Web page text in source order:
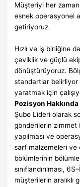
Müşteriyi her
esnek operasyonel
getiriyoruz.
Hızlı ve iş birliğine
çeviklik ve güçlü
dönüştürüyoruz.
standartlar belirliyor
yaratmak için
Pozisyon Hakkında
Şube Lideri olarak
gönderilerin zimmet
yapılması ve
sarf malzemeleri ve
bölümlerinin
sınıflandırılması,
müşterilerin aralıklı